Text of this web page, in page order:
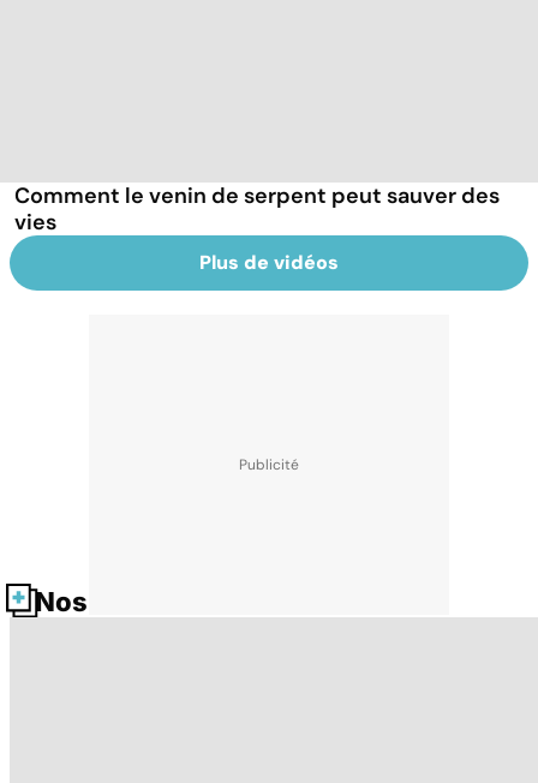
Comment le venin de serpent peut sauver des
vies
Plus de vidéos
Nos fiches santé